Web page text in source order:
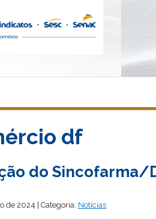
df
do Sincofarma/
de 2024 | Categoria: Notícias